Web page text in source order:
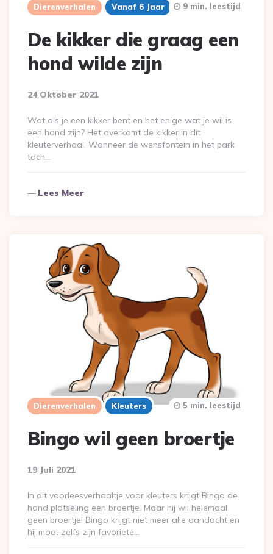
Dierenverhalen Vanaf 6 Jaar
De kikker die graag een
hond wilde zijn
24 Oktober 2021
9 min. leestijd
Wat als je een kikker bent en het enige wat je wil is
een hond zijn? Het overkomt de kikker in dit
kleuterverhaal. Wanneer de wensfontein in het park
toch…
Lees Meer
Dierenverhalen Kleuters
Bingo wil geen broertje
19 Juli 2021
5 min. leestijd
In dit voorleesverhaaltje voor kleuters krijgt Bingo de
hond plotseling een broertje. Maar hij wil helemaal
geen broertje! Bingo krijgt niet meer alle aandacht en
hij moet zelfs zijn favoriete…